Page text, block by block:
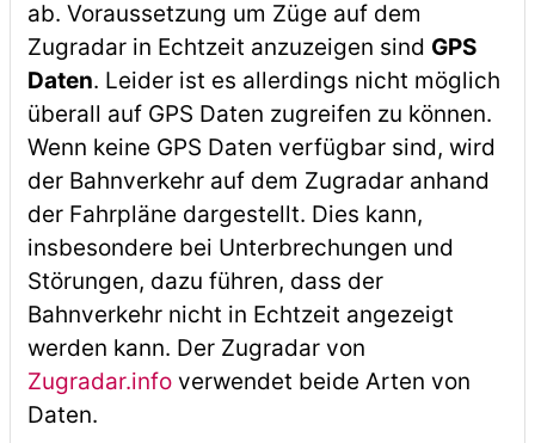
ab. Voraussetzung um Züge auf dem
Zugradar in Echtzeit anzuzeigen sind GPS
Daten. Leider ist es allerdings nicht möglich
überall auf GPS Daten zugreifen zu können.
Wenn keine GPS Daten verfügbar sind, wird
der Bahnverkehr auf dem Zugradar anhand
der Fahrpläne dargestellt. Dies kann,
insbesondere bei Unterbrechungen und
Störungen, dazu führen, dass der
Bahnverkehr nicht in Echtzeit angezeigt
werden kann. Der Zugradar von
Zugradar.infoverwendet beide Arten von
Daten.